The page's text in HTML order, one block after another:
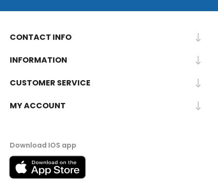
CONTACT INFO
INFORMATION
CUSTOMER SERVICE
MY ACCOUNT
Download IOS app